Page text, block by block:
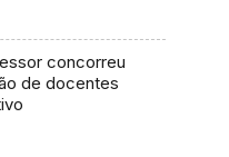
concorreu
de docentes